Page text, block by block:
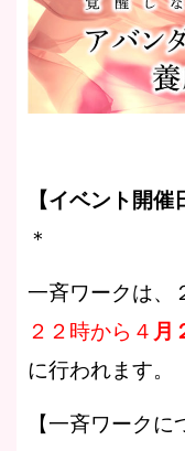
【イベント開催
＊
一斉ワークは、
２２時から４ 月
に行われます。
【一斉ワークに